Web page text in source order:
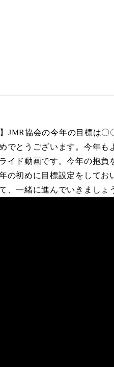
JMR協会の今年の目標は〇
でとうございます。今年も
イド動画です。今年の抱負
の初めに目標設定をしてお
、一緒に進んでいきましょ